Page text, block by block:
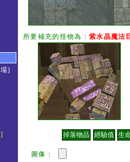
]
所要補充的怪物為： 紫水晶魔法
圖像：